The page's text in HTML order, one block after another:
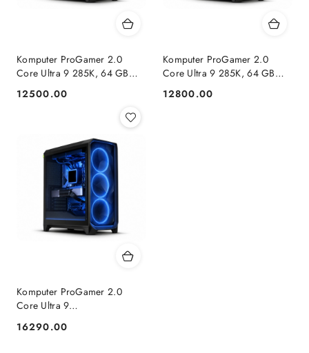
Komputer ProGamer 2.0
Core Ultra 9 285K, 64 GB
RAM, 2 TB SSD, RTX™ 5070,
WINDOWS 11
Cena:
12500.00
Komputer ProGamer 2.0
Core Ultra 9 285K, 64 GB
RAM, 2 TB SSD, RX™ 9070
XT, WINDOWS 11
Cena:
12800.00
Komputer ProGamer 2.0
Core Ultra 9
5080/W11
Cena:
16290.00